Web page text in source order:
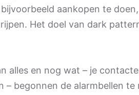
aankopen te
Het doel van dark
en nog wat – je
begonnen de alarmbellen te